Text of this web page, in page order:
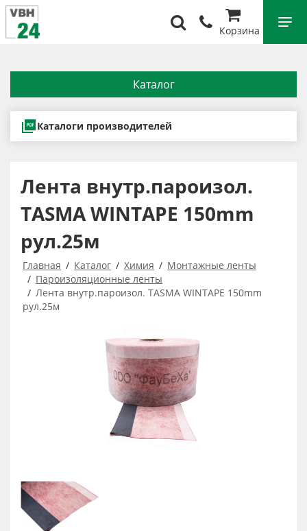
Корзина
Каталог
Каталоги производителей
Лента внутр.пароизол.
TASMA WINTAPE 150mm
рул.25м
Главная Каталог Химия
Монтажные ленты
Пароизоляционные ленты
Лента внутр.пароизол. TASMA WINTAPE 150mm
рул.25м